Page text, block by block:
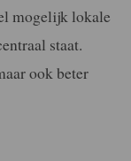
mogelijk lokale
staat.
ook beter